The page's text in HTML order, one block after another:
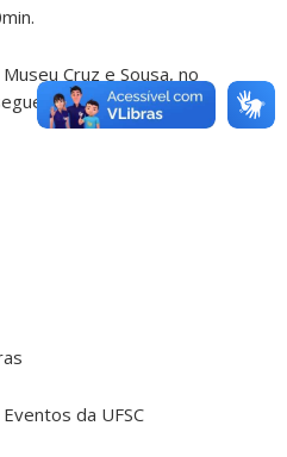
Cruz e Sousa, no
até o Largo da
da UFSC